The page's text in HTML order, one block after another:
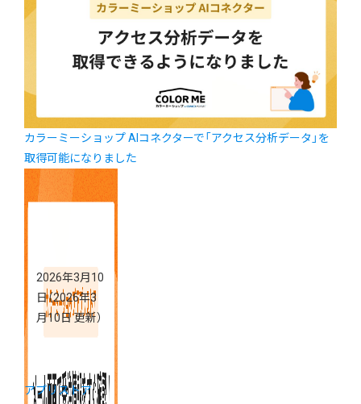
カラーミーショップ AIコネクターで「アクセス分析データ」を
取得可能になりました
2026年3月10
日（2026年3
月10日 更新）
アプリストア